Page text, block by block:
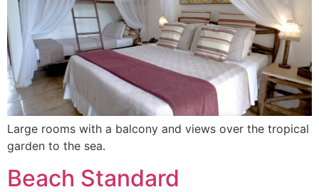
Large rooms with a balcony and views over the tropical
garden to the sea.
Beach Standard